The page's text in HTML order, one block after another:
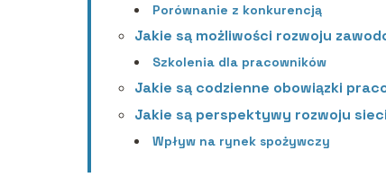
Porównanie z konkurencją
Jakie są możliwości rozwoju
Szkolenia dla pracowników
Jakie są codzienne obowiązki
Jakie są perspektywy rozwoju
Wpływ na rynek spożywczy